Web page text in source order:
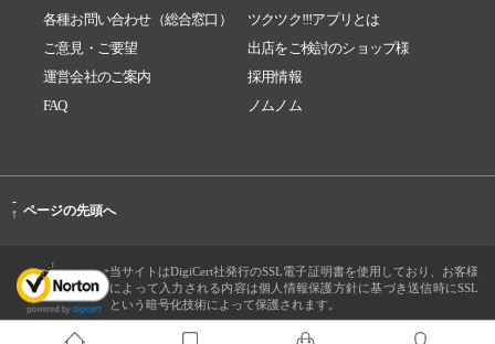
各種お問い合わせ（総合窓口）
ツクツク!!!アプリとは
ご意見・ご要望
出店をご検討のショップ様
運営会社のご案内
採用情報
FAQ
ノムノム
-
↑ ページの先頭へ
当サイトはDigiCert社発行のSSL電子証明書を使用しており、お客様
によって入力される内容は個人情報保護方針に基づき送信時にSSL
という暗号化技術によって保護されます。